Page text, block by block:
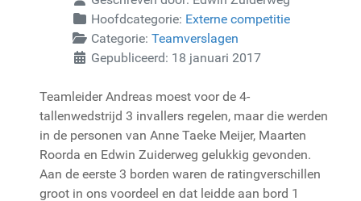
Hoofdcategorie: Externe competitie
Categorie: Teamverslagen
Gepubliceerd: 18 januari 2017
Teamleider Andreas moest voor de 4-
tallenwedstrijd 3 invallers regelen, maar die werden
in de personen van Anne Taeke Meijer, Maarten
Roorda en Edwin Zuiderweg gelukkig gevonden.
Aan de eerste 3 borden waren de ratingverschillen
groot in ons voordeel en dat leidde aan bord 1